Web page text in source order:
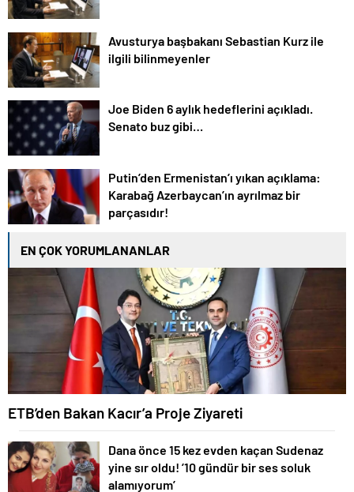
Avusturya başbakanı Sebastian Kurz ile
ilgili bilinmeyenler
Joe Biden 6 aylık hedeflerini açıkladı.
Senato buz gibi…
Putin’den Ermenistan’ı yıkan açıklama:
Karabağ Azerbaycan’ın ayrılmaz bir
parçasıdır!
EN ÇOK YORUMLANANLAR
ETB’den Bakan Kacır’a Proje Ziyareti
Dana önce 15 kez evden kaçan Sudenaz
yine sır oldu! ’10 gündür bir ses soluk
alamıyorum’